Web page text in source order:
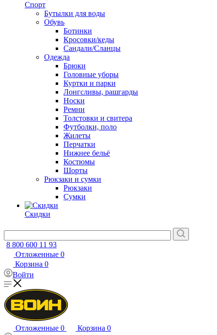
Спорт
Бутылки для воды
Обувь
Ботинки
Кросовки/кеды
Сандали/Сланцы
Одежда
Брюки
Головные уборы
Куртки и парки
Лонгсливы, рашгарды
Носки
Ремни
Толстовки и свитера
Футболки, поло
Жилеты
Перчатки
Нижнее бельё
Костюмы
Шорты
Рюкзаки и сумки
Рюкзаки
Сумки
Скидки
8 800 600 11 93
Отложенные 0
Корзина 0
Войти
Отложенные 0 Корзина 0